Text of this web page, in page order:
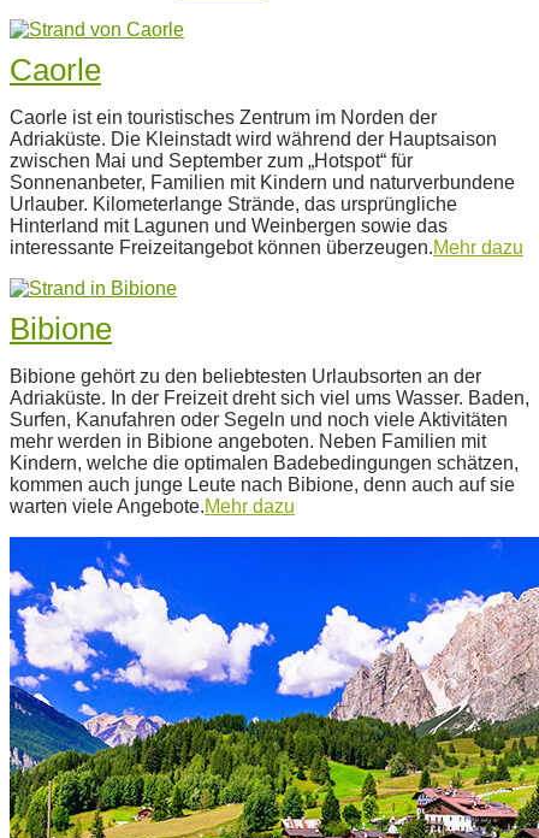
Caorle
07-
14
Caorle ist ein touristisches Zentrum im Norden der
Adriaküste. Die Kleinstadt wird während der Hauptsaison
zwischen Mai und September zum „Hotspot“ für
Sonnenanbeter, Familien mit Kindern und naturverbundene
Urlauber. Kilometerlange Strände, das ursprüngliche
Hinterland mit Lagunen und Weinbergen sowie das
interessante Freizeitangebot können überzeugen.Mehr dazu
Bibione
07-
14
Bibione gehört zu den beliebtesten Urlaubsorten an der
Adriaküste. In der Freizeit dreht sich viel ums Wasser. Baden,
Surfen, Kanufahren oder Segeln und noch viele Aktivitäten
mehr werden in Bibione angeboten. Neben Familien mit
Kindern, welche die optimalen Badebedingungen schätzen,
kommen auch junge Leute nach Bibione, denn auch auf sie
warten viele Angebote.Mehr dazu